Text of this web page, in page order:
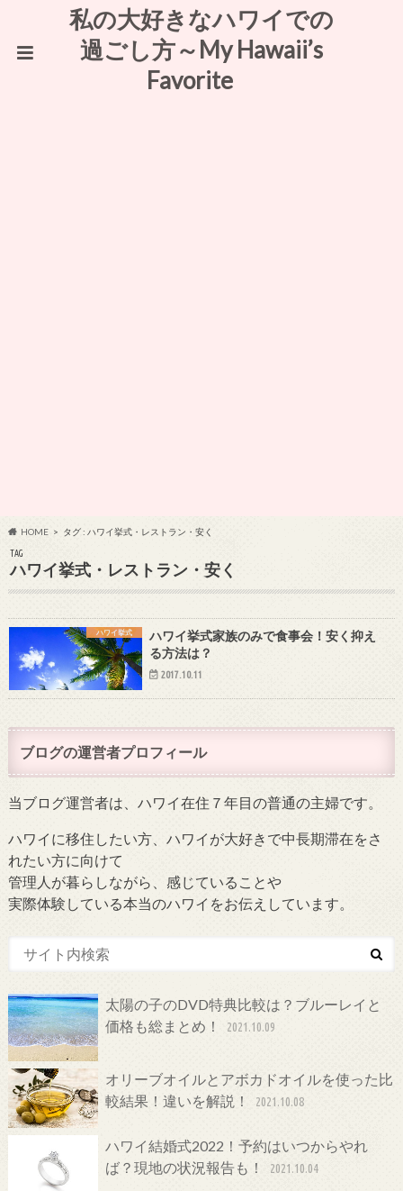
私の大好きなハワイでの
過ごし方～My Hawaii’s
Favorite
HOME タグ : ハワイ挙式・レストラン・安く
TAG
ハワイ挙式・レストラン・安く
ハワイ挙式
ハワイ挙式家族のみで食事会！安く抑え
る方法は？
2017.10.11
ブログの運営者プロフィール
当ブログ運営者は、ハワイ在住７年目の普通の主婦です。
ハワイに移住したい方、ハワイが大好きで中長期滞在をさ
れたい方に向けて
管理人が暮らしながら、感じていることや
実際体験している本当のハワイをお伝えしています。
太陽の子のDVD特典比較は？ブルーレイと
価格も総まとめ！
2021.10.09
オリーブオイルとアボカドオイルを使った比
較結果！違いを解説！
2021.10.08
ハワイ結婚式2022！予約はいつからやれ
ば？現地の状況報告も！
2021.10.04